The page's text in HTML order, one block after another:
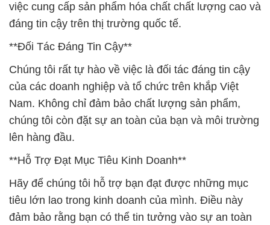
việc cung cấp sản phẩm hóa chất chất lượng cao và
đáng tin cậy trên thị trường quốc tế.
**Đối Tác Đáng Tin Cậy**
Chúng tôi rất tự hào về việc là đối tác đáng tin cậy
của các doanh nghiệp và tổ chức trên khắp Việt
Nam. Không chỉ đảm bảo chất lượng sản phẩm,
chúng tôi còn đặt sự an toàn của bạn và môi trường
lên hàng đầu.
**Hỗ Trợ Đạt Mục Tiêu Kinh Doanh**
Hãy để chúng tôi hỗ trợ bạn đạt được những mục
tiêu lớn lao trong kinh doanh của mình. Điều này
đảm bảo rằng bạn có thể tin tưởng vào sự an toàn